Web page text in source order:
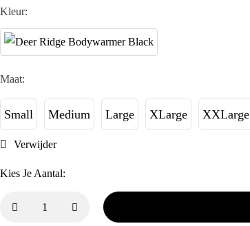
Kleur:
Maat:
Small Medium Large XLarge XXLarge
Verwijder
Kies Je Aantal: